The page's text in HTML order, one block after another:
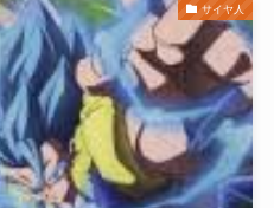
サイヤ人